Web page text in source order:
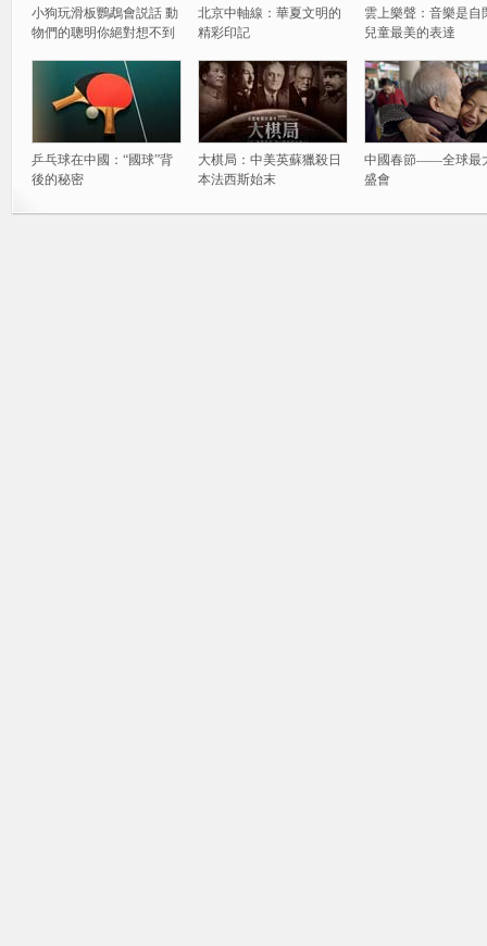
小狗玩滑板鸚鵡會説話 動
物們的聰明你絕對想不到
北京中軸線：華夏文明的
精彩印記
雲上樂聲：音樂是自
兒童最美的表達
乒乓球在中國：“國球”背
後的秘密
大棋局：中美英蘇獵殺日
本法西斯始末
中國春節——全球最
盛會